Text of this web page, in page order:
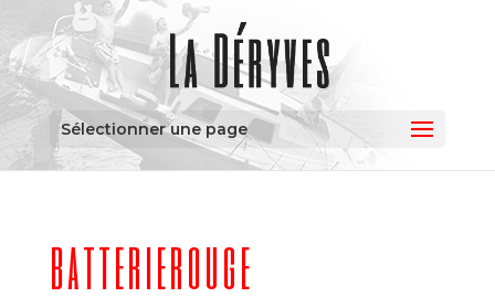
Sélectionner une page
batterierouge